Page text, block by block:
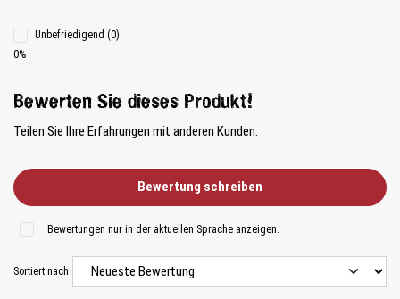
Unbefriedigend (0)
0%
Bewerten Sie dieses Produkt!
Teilen Sie Ihre Erfahrungen mit anderen Kunden.
Bewertung schreiben
Bewertungen nur in der aktuellen Sprache anzeigen.
Sortiert nach